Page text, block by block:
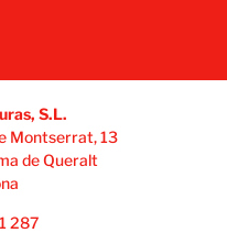
S.L.
Montserrat, 13
de Queralt
287